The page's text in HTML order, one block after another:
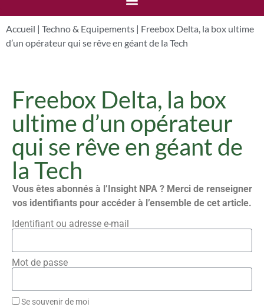
Accueil | Techno & Equipements | Freebox Delta, la box ultime
d’un opérateur qui se rêve en géant de la Tech
Freebox Delta, la box
ultime d’un opérateur
qui se rêve en géant de
la Tech
Vous êtes abonnés à l’Insight NPA ? Merci de renseigner
vos identifiants pour accéder à l’ensemble de cet article.
Identifiant ou adresse e-mail
Mot de passe
Se souvenir de moi